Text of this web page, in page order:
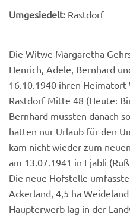
Umgesiedelt: Rastdorf
Die Witwe Margaretha
Henrich, Adele, Bernhard
16.10.1940 ihren Heimatort
Rastdorf Mitte 48 (Heute:
Bernhard mussten danach
hatten nur Urlaub für den
kam nicht wieder zum
am 13.07.1941 in Ejabli
Die neue Hofstelle
Ackerland, 4,5 ha
Haupterwerb lag in der